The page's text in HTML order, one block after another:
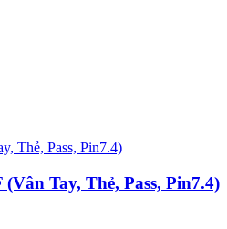
Tay, Thẻ, Pass, Pin7.4)